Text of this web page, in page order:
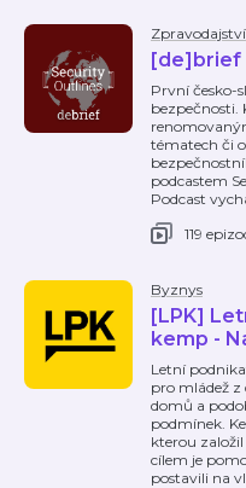
Zpravodajství
[de]brief
První česko-
bezpečnosti.
tématech či
podcastem
Podcast
119
Byznys
[LPK]
kemp -
Letní
pro mládež
domů a
podmínek.
kterou
cílem je
postavili na